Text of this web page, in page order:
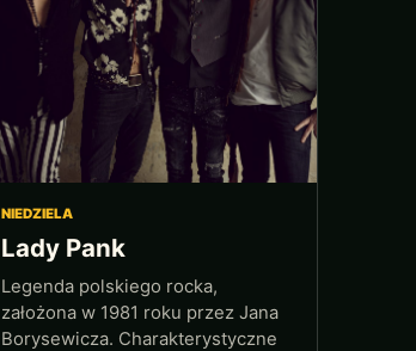
NIEDZIELA
Lady Pank
Legenda polskiego rocka,
założona w 1981 roku przez Jana
Borysewicza. Charakterystyczne